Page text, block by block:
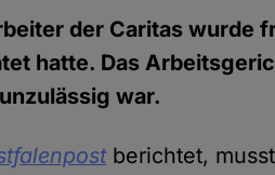
der Caritas wurde
hatte. Das
war.
berichtet,